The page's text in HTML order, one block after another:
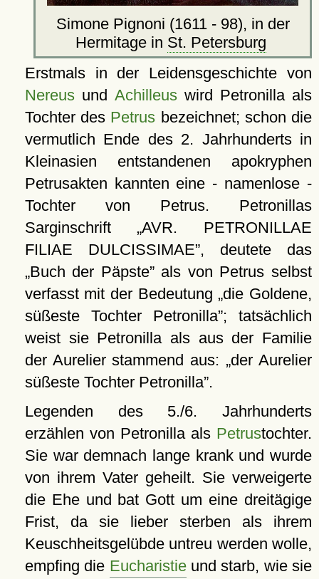
Simone Pignoni (1611 - 98), in der
Hermitage in St. Petersburg
Erstmals in der Leidensgeschichte von
Nereusund Achilleuswird Petronilla als
Tochter des Petrus bezeichnet; schon die
vermutlich Ende des 2. Jahrhunderts in
Kleinasien entstandenen apokryphen
Petrusakten kannten eine - namenlose -
Tochter von Petrus. Petronillas
Sarginschrift AVR. PETRONILLAE
FILIAE DULCISSIMAE , deutete das
Buch der Päpste als von Petrus selbst
verfasst mit der Bedeutung die Goldene,
süßeste Tochter Petronilla ; tatsächlich
weist sie Petronilla als aus der Familie
der Aurelier stammend aus: der Aurelier
süßeste Tochter Petronilla .
Legenden des 5./6. Jahrhunderts
erzählen von Petronilla als Petrustochter.
Sie war demnach lange krank und wurde
von ihrem Vater geheilt. Sie verweigerte
die Ehe und bat Gott um eine dreitägige
Frist, da sie lieber sterben als ihrem
Keuschheitsgelübde untreu werden wolle,
empfing die Eucharistieund starb, wie sie